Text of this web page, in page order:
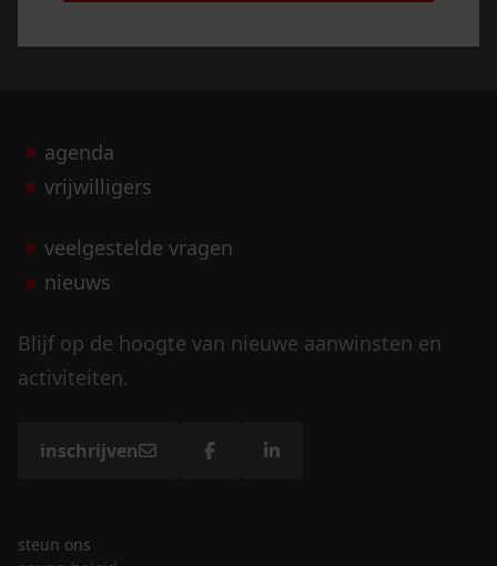
agenda
vrijwilligers
veelgestelde vragen
nieuws
Blijf op de hoogte van nieuwe aanwinsten en
activiteiten.
inschrijven
steun ons